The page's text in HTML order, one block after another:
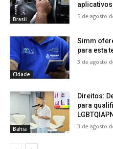
Brasil 5 de agosto
Cidade
Simm
para esta
3 de agosto
Bahia
Direitos:
para
3 de agosto